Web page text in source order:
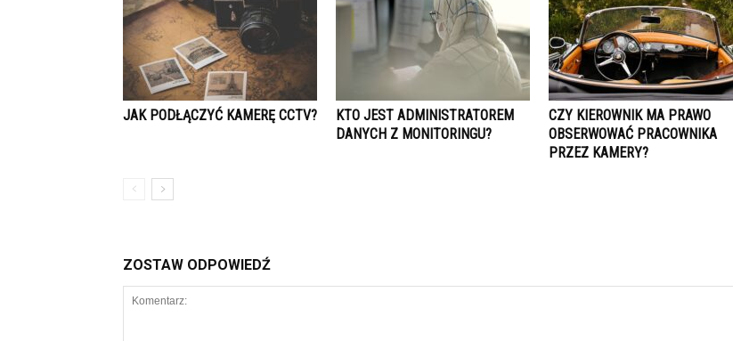
JAK PODŁĄCZYĆ KAMERĘ CCTV?
KTO JEST ADMINISTRATOREM
DANYCH Z MONITORINGU?
CZY KIEROWNIK MA PRAWO
OBSERWOWAĆ PRACOWNIKA
PRZEZ KAMERY?
ZOSTAW ODPOWIEDŹ